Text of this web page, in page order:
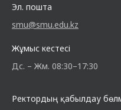
Эл. пошта
smu@smu.edu.kz
Жұмыс кестесі
Дс. – Жм. 08:30–17:30
Ректордың қабылдау